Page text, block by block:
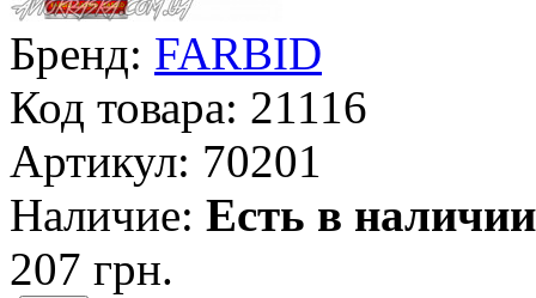
Бренд: FARBID
Код товара: 21116
Артикул: 70201
Наличие: Есть в наличии
207 грн.